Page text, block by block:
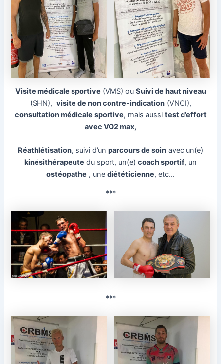
Visite médicale sportive (VMS) ou Suivi de haut niveau
(SHN), visite de non contre-indication(VNCI),
consultation médicale sportive, mais aussi test d’effort
avec VO2 max,
Réathlétisation, suivi d’un parcours de soin avec un(e)
kinésithérapeute du sport, un(e) coach sportif, un
ostéopathe , une diététicienne, etc…
***
***